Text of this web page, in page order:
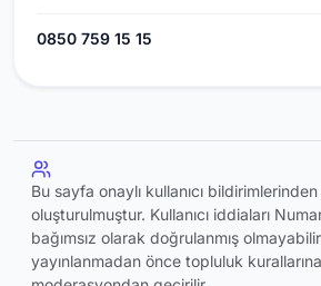
0850 759 15 15
Bu sayfa onaylı kullanıcı
oluşturulmuştur. Kullanıcı iddiaları
bağımsız olarak doğrulanmış
yayınlanmadan önce topluluk